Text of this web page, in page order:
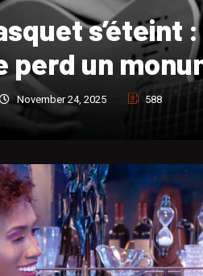
et
»
November 24, 2025 762